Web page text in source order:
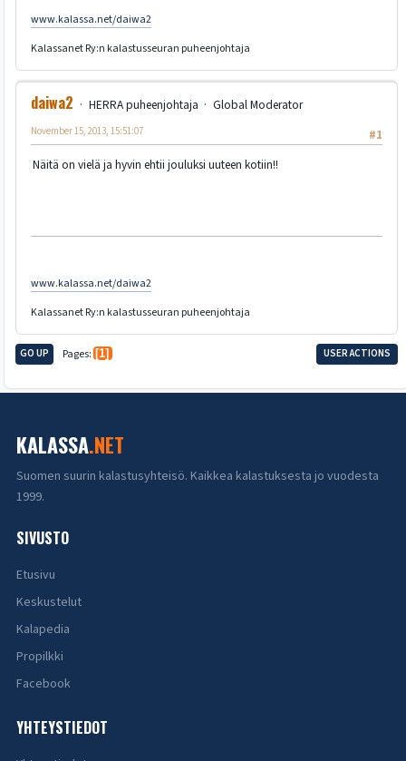
www.kalassa.net/daiwa2
Kalassanet Ry:n kalastusseuran puheenjohtaja
daiwa2 HERRA puheenjohtaja
Global Moderator
#1
November 15, 2013, 15:51:07
Näitä on vielä ja hyvin ehtii jouluksi uuteen kotiin!!
www.kalassa.net/daiwa2
Kalassanet Ry:n kalastusseuran puheenjohtaja
GO UP Pages 1 USER ACTIONS
KALASSA.NET
Suomen suurin kalastusyhteisö. Kaikkea kalastuksesta jo vuodesta
1999.
SIVUSTO
Etusivu
Keskustelut
Kalapedia
Propilkki
Facebook
YHTEYSTIEDOT